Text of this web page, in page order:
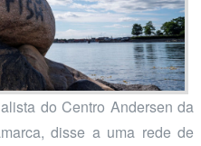
do Centro Andersen da
disse a uma rede de